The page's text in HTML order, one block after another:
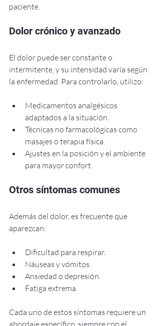
paciente.
Dolor crónico y avanzado
El dolor puede ser constante o
intermitente, y su intensidad varía según
la enfermedad. Para controlarlo, utilizo:
Medicamentos analgésicos
adaptados a la situación.
Técnicas no farmacológicas como
masajes o terapia física.
Ajustes en la posición y el ambiente
para mayor confort.
Otros síntomas comunes
Además del dolor, es frecuente que
aparezcan:
Dificultad para respirar.
Náuseas y vómitos.
Ansiedad o depresión.
Fatiga extrema.
Cada uno de estos síntomas requiere un
abordaje específico, siempre con el